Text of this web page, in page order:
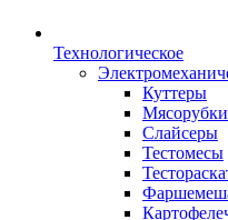
Технологическое
Куттеры
Мясорубки
Слайсеры
Тестомесы